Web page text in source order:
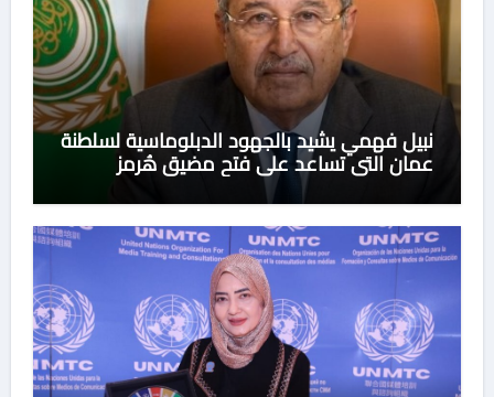
نبيل فهمي يشيد بالجهود الدبلوماسية لسلطنة
عمان التي تساعد على فتح مضيق هُرمز